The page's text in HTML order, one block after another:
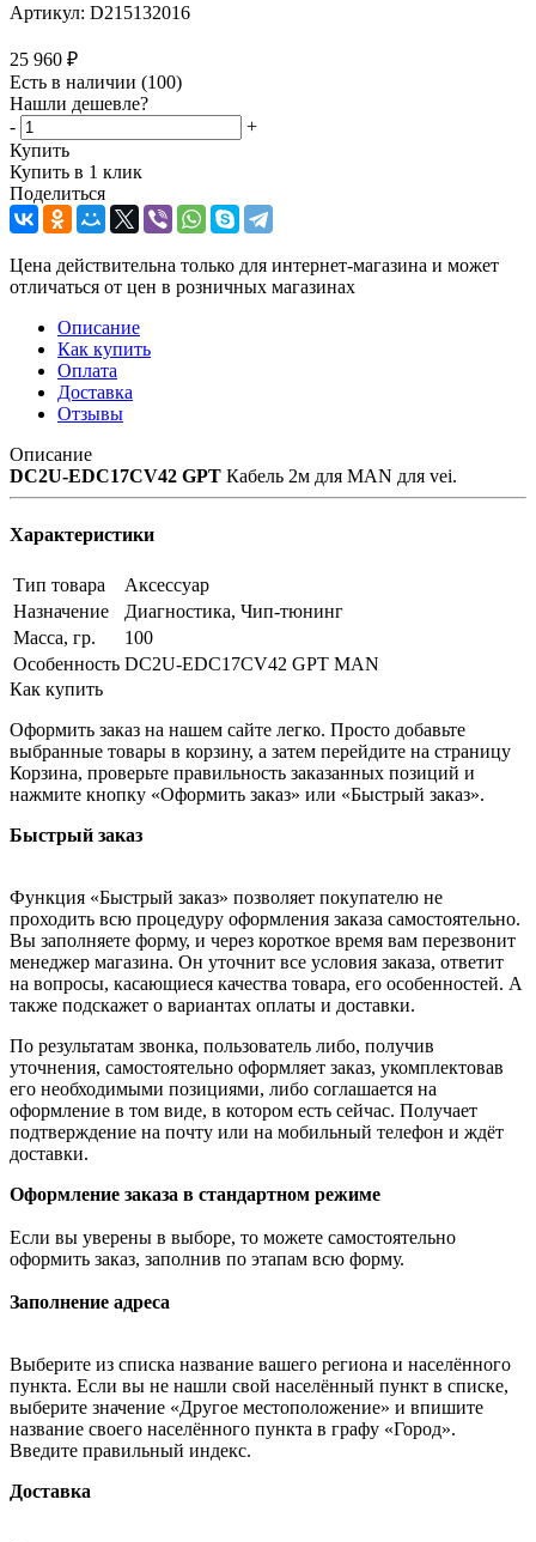
Артикул: D215132016
25 960 ₽
Есть в наличии (100)
Нашли дешевле?
-
+
Купить
Купить в 1 клик
Поделиться
Цена действительна только для интернет-магазина и может
отличаться от цен в розничных магазинах
Описание
Как купить
Оплата
Доставка
Отзывы
Описание
DC2U-EDC17CV42 GPT Кабель 2м для MAN для vei.
Характеристики
Тип товара
Аксессуар
Назначение
Диагностика, Чип-тюнинг
Масса, гр.
100
Особенность DC2U-EDC17CV42 GPT MAN
Как купить
Оформить заказ на нашем сайте легко. Просто добавьте
выбранные товары в корзину, а затем перейдите на страницу
Корзина, проверьте правильность заказанных позиций и
нажмите кнопку «Оформить заказ» или «Быстрый заказ».
Быстрый заказ
Функция «Быстрый заказ» позволяет покупателю не
проходить всю процедуру оформления заказа самостоятельно.
Вы заполняете форму, и через короткое время вам перезвонит
менеджер магазина. Он уточнит все условия заказа, ответит
на вопросы, касающиеся качества товара, его особенностей. А
также подскажет о вариантах оплаты и доставки.
По результатам звонка, пользователь либо, получив
уточнения, самостоятельно оформляет заказ, укомплектовав
его необходимыми позициями, либо соглашается на
оформление в том виде, в котором есть сейчас. Получает
подтверждение на почту или на мобильный телефон и ждёт
доставки.
Оформление заказа в стандартном режиме
Если вы уверены в выборе, то можете самостоятельно
оформить заказ, заполнив по этапам всю форму.
Заполнение адреса
Выберите из списка название вашего региона и населённого
пункта. Если вы не нашли свой населённый пункт в списке,
выберите значение «Другое местоположение» и впишите
название своего населённого пункта в графу «Город».
Введите правильный индекс.
Доставка